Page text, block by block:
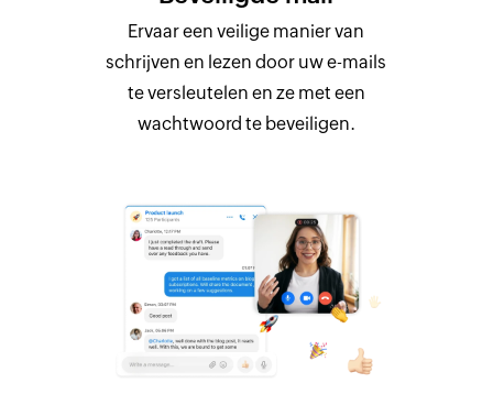
Ervaar een veilige manier van
schrijven en lezen door uw e-mails
te versleutelen en ze met een
wachtwoord te beveiligen.